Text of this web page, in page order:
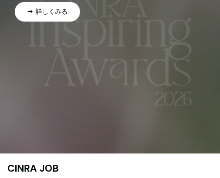
詳しくみる
CINRA JOB